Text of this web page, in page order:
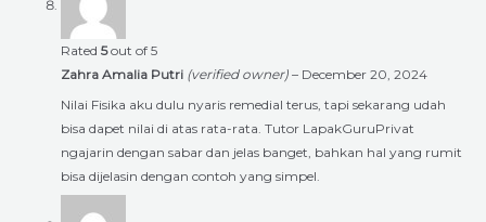
Rated 5out of 5
Zahra Amalia Putri (verified owner) – December 20, 2024
Nilai Fisika aku dulu nyaris remedial terus, tapi sekarang udah
bisa dapet nilai di atas rata-rata. Tutor LapakGuruPrivat
ngajarin dengan sabar dan jelas banget, bahkan hal yang rumit
bisa dijelasin dengan contoh yang simpel.